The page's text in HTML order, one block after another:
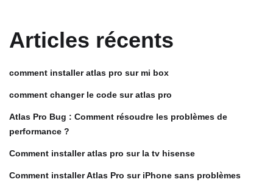
Articles récents
comment installer atlas pro sur mi box
comment changer le code sur atlas pro
Atlas Pro Bug : Comment résoudre les problèmes de
performance ?
Comment installer atlas pro sur la tv hisense
Comment installer Atlas Pro sur iPhone sans problèmes